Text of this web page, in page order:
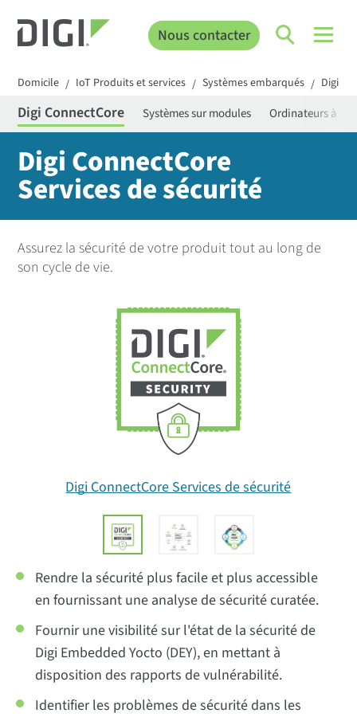
Nous contacter
Domicile / IoT Produits et services / Systèmes embarqués / Digi
Digi ConnectCore Systèmes sur modules Ordinateurs à
Digi ConnectCore
Services de sécurité
Assurez la sécurité de votre produit tout au long de
son cycle de vie.
Digi ConnectCore Services de sécurité
Rendre la sécurité plus facile et plus accessible
en fournissant une analyse de sécurité curatée.
Fournir une visibilité sur l'état de la sécurité de
Digi Embedded Yocto (DEY), en mettant à
disposition des rapports de vulnérabilité.
Identifier les problèmes de sécurité dans les